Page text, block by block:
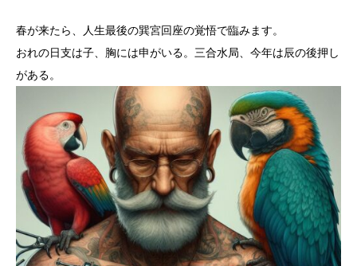
春が来たら、人生最後の巽宮回座の覚悟で臨みます。
おれの日支は子、胸には申がいる。三合水局、今年は辰の後押し
がある。